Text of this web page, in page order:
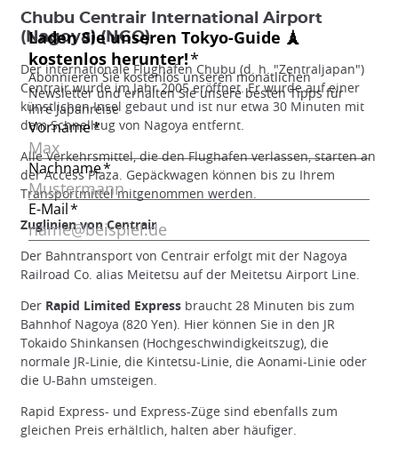
Chubu Centrair International Airport
(Nagoya) (NGO)
Der internationale Flughafen Chubu (d. h. "Zentraljapan")
Centrair wurde im Jahr 2005 eröffnet. Er wurde auf einer
künstlichen Insel gebaut und ist nur etwa 30 Minuten mit
dem Schnellzug von Nagoya entfernt.
Alle Verkehrsmittel, die den Flughafen verlassen, starten an
der Access Plaza. Gepäckwagen können bis zu Ihrem
Transportmittel mitgenommen werden.
Zuglinien von Centrair
Der Bahntransport von Centrair erfolgt mit der Nagoya
Railroad Co. alias Meitetsu auf der Meitetsu Airport Line.
Der Rapid Limited Express braucht 28 Minuten bis zum
Bahnhof Nagoya (820 Yen). Hier können Sie in den JR
Tokaido Shinkansen (Hochgeschwindigkeitszug), die
normale JR-Linie, die Kintetsu-Linie, die Aonami-Linie oder
die U-Bahn umsteigen.
Rapid Express- und Express-Züge sind ebenfalls zum
gleichen Preis erhältlich, halten aber häufiger.